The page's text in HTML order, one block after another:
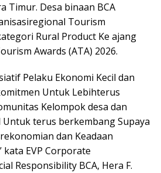
Timur. Desa binaan BCA
Tourism
Rural Product Ke ajang
Awards (ATA) 2026.
Pelaku Ekonomi Kecil dan
Untuk Lebihterus
Kelompok desa dan
Untuk terus berkembang Supaya
dan Keadaan
kata EVP Corporate
Responsibility BCA, Hera F.